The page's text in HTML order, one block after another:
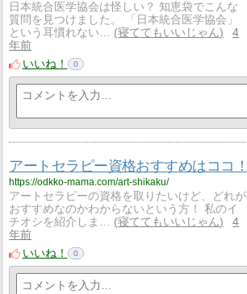
日本統合医学協会は怪しい？ 知恵袋でこんな
質問を見つけました。 「日本統合医学協会」
という耳慣れない…
寝ててもいいじゃん
4
年前
いいね！
0
アートセラピー資格おすすめはココ！
https://odkko-mama.com/art-shikaku/
アートセラピーの資格を取りたいけど、どれが
おすすめなのかわからないという方！ 私のイ
チオシを紹介しま…
寝ててもいいじゃん
4
年前
いいね！
0